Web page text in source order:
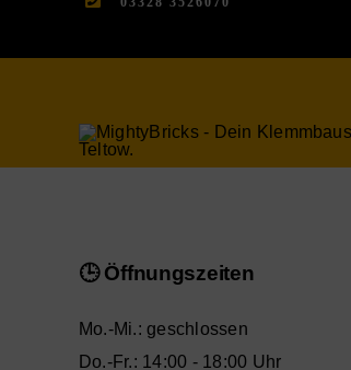
🕒 Öffnungszeiten
Mo.-Mi.: geschlossen
Do.-Fr.: 14:00 - 18:00 Uhr